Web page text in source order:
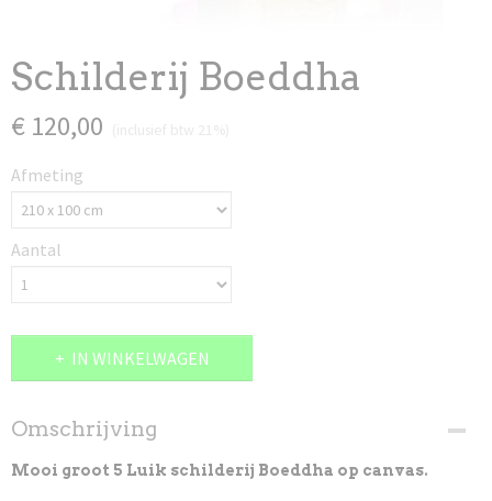
Schilderij Boeddha
€ 120,00
Afmeting
Aantal
IN WINKELWAGEN
Omschrijving
Mooi groot 5 Luik schilderij Boeddha op canvas.